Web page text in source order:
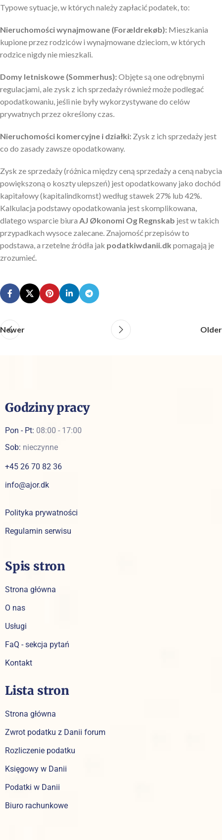
Typowe sytuacje, w których należy zapłacić podatek, to:
Nieruchomości wynajmowane (Forældrekøb): Mieszkania
kupione przez rodziców i wynajmowane dzieciom, w których
rodzice nigdy nie mieszkali.
Domy letniskowe (Sommerhus):Objęte są one odrębnymi
regulacjami, ale zysk z ich sprzedaży również może podlegać
opodatkowaniu, jeśli nie były wykorzystywane do celów
prywatnych przez określony czas.
Nieruchomości komercyjne i działki: Zysk z ich sprzedaży jest
co do zasady zawsze opodatkowany.
Zysk ze sprzedaży (różnica między ceną sprzedaży a ceną nabycia
powiększoną o koszty ulepszeń) jest opodatkowany jako dochód
kapitałowy (kapitalindkomst) według stawek 27% lub 42%.
Kalkulacja podstawy opodatkowania jest skomplikowana,
dlatego wsparcie biura AJ Økonomi Og Regnskab jest w takich
przypadkach wysoce zalecane. Znajomość przepisów to
podstawa, a rzetelne źródła jak podatkiwdanii.dk pomagają je
zrozumieć.
Newer Older
Godziny pracy
Pon - Pt: 08:00 - 17:00
Sob: nieczynne
+45 26 70 82 36
info@ajor.dk
Polityka prywatności
Regulamin serwisu
Spis stron
Strona główna
O nas
Usługi
FaQ - sekcja pytań
Kontakt
Lista stron
Strona główna
Zwrot podatku z Danii forum
Rozliczenie podatku
Księgowy w Danii
Podatki w Danii
Biuro rachunkowe